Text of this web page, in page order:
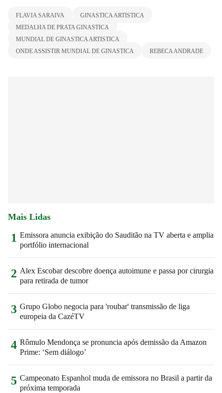
FLAVIA SARAIVA
GINASTICA ARTISTICA
MEDALHA DE PRATA GINASTICA
MUNDIAL DE GINASTICA ARTISTICA
ONDE ASSISTIR MUNDIAL DE GINASTICA
REBECA ANDRADE
Mais Lidas
1 Emissora anuncia exibição do Sauditão na TV aberta e amplia
portfólio internacional
2 Alex Escobar descobre doença autoimune e passa por cirurgia
para retirada de tumor
3 Grupo Globo negocia para 'roubar' transmissão de liga
europeia da CazéTV
4 Rômulo Mendonça se pronuncia após demissão da Amazon
Prime: ‘Sem diálogo’
5 Campeonato Espanhol muda de emissora no Brasil a partir da
próxima temporada